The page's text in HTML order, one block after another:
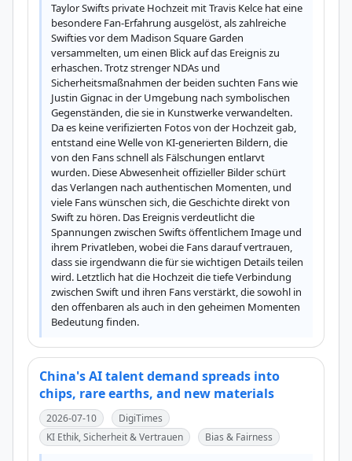
Taylor Swifts private Hochzeit mit Travis Kelce hat eine
besondere Fan-Erfahrung ausgelöst, als zahlreiche
Swifties vor dem Madison Square Garden
versammelten, um einen Blick auf das Ereignis zu
erhaschen. Trotz strenger NDAs und
Sicherheitsmaßnahmen der beiden suchten Fans wie
Justin Gignac in der Umgebung nach symbolischen
Gegenständen, die sie in Kunstwerke verwandelten.
Da es keine verifizierten Fotos von der Hochzeit gab,
entstand eine Welle von KI-generierten Bildern, die
von den Fans schnell als Fälschungen entlarvt
wurden. Diese Abwesenheit offizieller Bilder schürt
das Verlangen nach authentischen Momenten, und
viele Fans wünschen sich, die Geschichte direkt von
Swift zu hören. Das Ereignis verdeutlicht die
Spannungen zwischen Swifts öffentlichem Image und
ihrem Privatleben, wobei die Fans darauf vertrauen,
dass sie irgendwann die für sie wichtigen Details teilen
wird. Letztlich hat die Hochzeit die tiefe Verbindung
zwischen Swift und ihren Fans verstärkt, die sowohl in
den offenbaren als auch in den geheimen Momenten
Bedeutung finden.
China's AI talent demand spreads into
chips, rare earths, and new materials
2026-07-10
DigiTimes
KI Ethik, Sicherheit & Vertrauen
Bias & Fairness